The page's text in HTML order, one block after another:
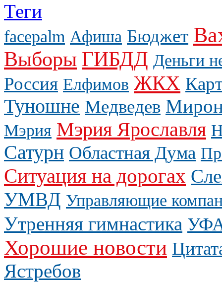
Теги
facepalm Афиша Бюджет
Выборы ГИБДД Деньги
Россия Елфимов ЖКХ
Туношне Медведев
Мэрия Мэрия Ярославля
Сатурн Областная Дума
Ситуация на дорогах
УМВД Управляющие
Утренняя гимнастика
Хорошие новости
Ястребов